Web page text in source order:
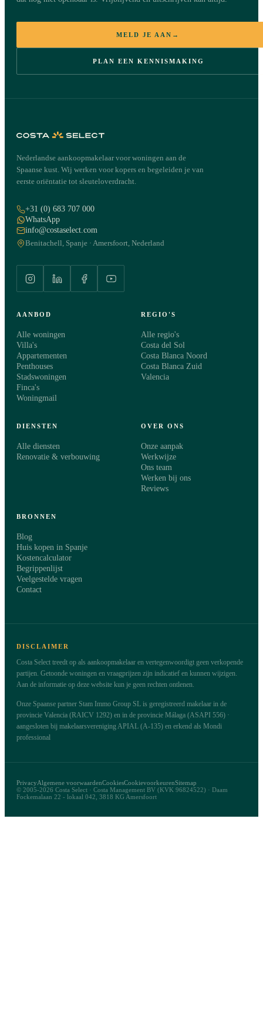
MELD JE AAN →
PLAN EEN KENNISMAKING
Nederlandse aankoopmakelaar voor woningen aan de
Spaanse kust. Wij werken voor kopers en begeleiden je van
eerste oriëntatie tot sleuteloverdracht.
+31 (0) 683 707 000
WhatsApp
info@costaselect.com
Benitachell, Spanje · Amersfoort, Nederland
AANBOD
Alle woningen
Villa's
Appartementen
Penthouses
Stadswoningen
Finca's
Woningmail
REGIO'S
Alle regio's
Costa del Sol
Costa Blanca Noord
Costa Blanca Zuid
Valencia
DIENSTEN
Alle diensten
Renovatie & verbouwing
OVER ONS
Onze aanpak
Werkwijze
Ons team
Werken bij ons
Reviews
BRONNEN
Blog
Huis kopen in Spanje
Kostencalculator
Begrippenlijst
Veelgestelde vragen
Contact
DISCLAIMER
Costa Select treedt op als aankoopmakelaar en vertegenwoordigt geen verkopende
partijen. Getoonde woningen en vraagprijzen zijn indicatief en kunnen wijzigen.
Aan de informatie op deze website kun je geen rechten ontlenen.
Onze Spaanse partner Stam Immo Group SL is geregistreerd makelaar in de
provincie Valencia (RAICV 1292) en in de provincie Málaga (ASAPI 556) ·
aangesloten bij makelaarsvereniging APIAL (A-135) en erkend als Mondi
professional
© 2005-2026 Costa Select · Costa Management BV (KVK 96824522) · Daam
Fockemalaan 22 - lokaal 042, 3818 KG Amersfoort
PrivacyAlgemene voorwaardenCookiesCookievoorkeurenSitemap